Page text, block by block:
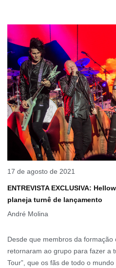
17 de agosto de 2021
ENTREVISTA EXCLUSIVA:
planeja turnê de lançamento
André Molina
Desde que membros da formação
retornaram ao grupo para fazer a
Tour”, que os fãs de todo o